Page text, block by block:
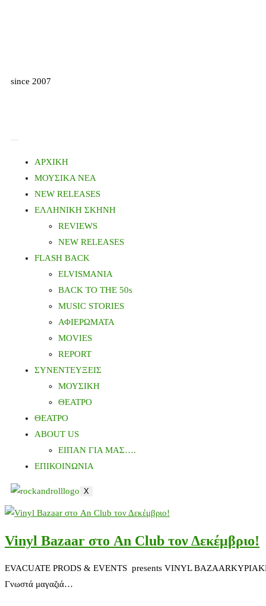
since 2007
ΑΡΧΙΚΗ
ΜΟΥΣΙΚΑ ΝΕΑ
NEW RELEASES
ΕΛΛΗΝΙΚΗ ΣΚΗΝΗ
REVIEWS
NEW RELEASES
FLASH BACK
ELVISMANIA
BACK TO THE 50s
MUSIC STORIES
ΑΦΙΕΡΩΜΑΤΑ
MOVIES
REPORT
ΣΥΝΕΝΤΕΥΞΕΙΣ
ΜΟΥΣΙΚΗ
ΘΕΑΤΡΟ
ΘΕΑΤΡΟ
ABOUT US
ΕΙΠΑΝ ΓΙΑ ΜΑΣ….
ΕΠΙΚΟΙΝΩΝΙΑ
X
Vinyl Bazaar στο An Club τον Δεκέμβριο!
EVACUATE PRODS & EVENTS presents VINYL BAZAARΚΥΡIΑΚΗ
Γνωστά μαγαζιά…